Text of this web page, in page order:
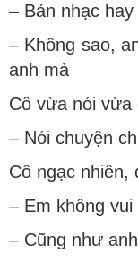
– Bản nhạc
– Không sao,
anh mà
Cô vừa nói vừa
– Nói chuyện
Cô ngạc nhiên,
– Em không
– Cũng như